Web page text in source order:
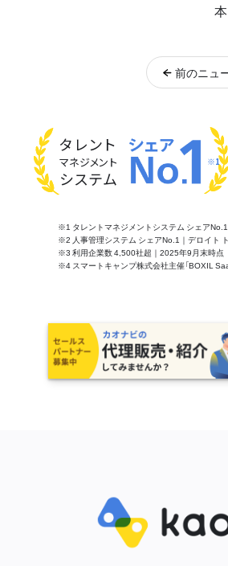
前のニュ
タレント
マネジメント
システム
※1
※1 タレントマネジメントシステム シェアNo.1
※2 人事管理システム シェアNo.1｜デロイト
※3 利用企業数 4,500社超｜2025年9月末時点
※4 スマートキャンプ株式会社主催「BOXIL